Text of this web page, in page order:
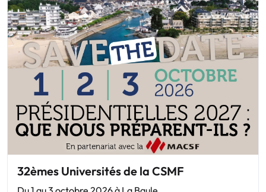
32èmes Universités de la CSMF